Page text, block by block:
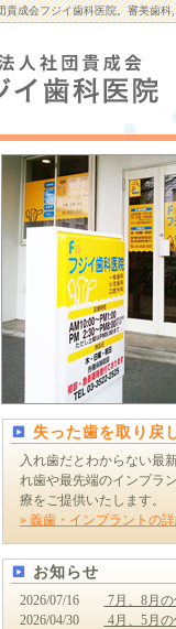
貴成会フジイ歯科医院。審美歯
失った歯を取り戻
入れ歯だとわからない最
れ歯や最先端のインプラ
療をご提供いたします。
» 義歯・インプラントの
お知らせ
2026/07/16
7月、8月
2026/04/30
4月、5月